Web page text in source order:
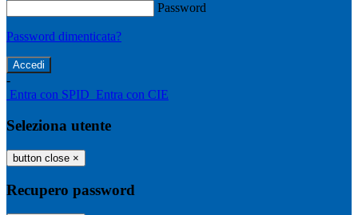
Password
Password dimenticata?
-
Entra con SPID Entra con CIE
Seleziona utente
button close ×
Recupero password